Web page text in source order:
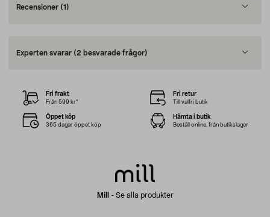
Recensioner (1)
Experten svarar (2 besvarade frågor)
Mill - Se alla produkter
Fri frakt
Från 599 kr*
Fri retur
Till valfri butik
Öppet köp
365 dagar öppet köp
Hämta i butik
Beställ online, från butikslager